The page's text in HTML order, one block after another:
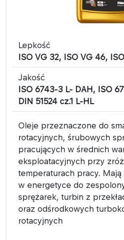
Lepkość
ISO VG 32, ISO VG 46,
Jakość
ISO 6743-3 L- DAH, ISO
DIN 51524 cz.1 L-HL
Oleje przeznaczone do
rotacyjnych, śrubowych
pracujących w średnich
eksploatacyjnych przy
temperaturach pracy. Mają
w energetyce do
sprężarek, turbin z
oraz odśrodkowych
rotacyjnych